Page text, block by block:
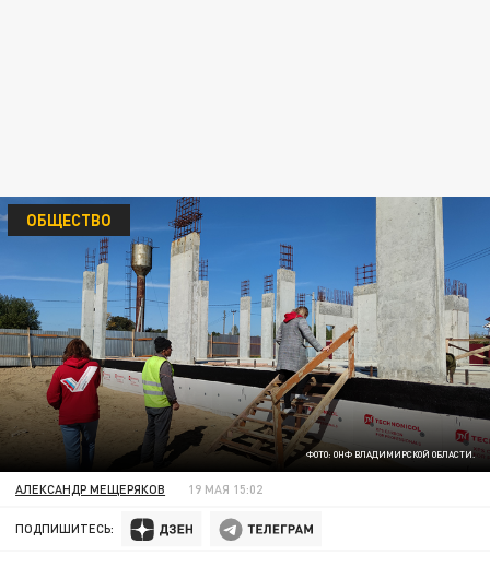
ФОТО: ОНФ ВЛАДИМИРСКОЙ ОБЛАСТИ.
ОБЩЕСТВО
АЛЕКСАНДР МЕЩЕРЯКОВ 19 МАЯ 15:02
ПОДПИШИТЕСЬ: